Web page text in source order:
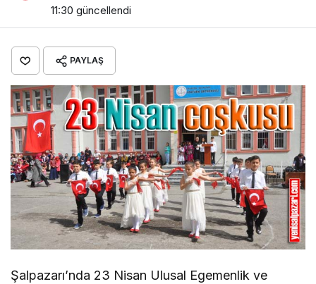
11:30 güncellendi
PAYLAŞ
Şalpazarı’nda 23 Nisan Ulusal Egemenlik ve